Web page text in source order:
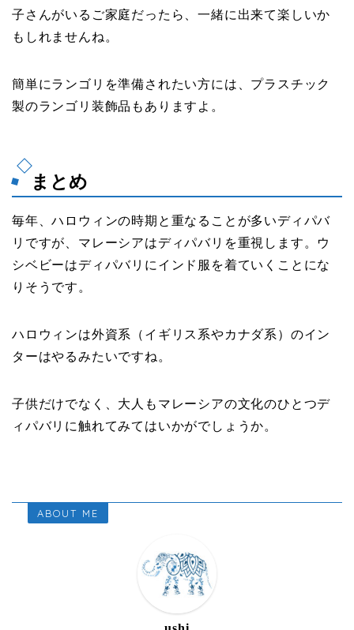
子さんがいるご家庭だったら、一緒に出来て楽しいか
もしれませんね。
簡単にランゴリを準備されたい方には、プラスチック
製のランゴリ装飾品もありますよ。
まとめ
毎年、ハロウィンの時期と重なることが多いディパバ
リですが、マレーシアはディパバリを重視します。ウ
シベビーはディパバリにインド服を着ていくことにな
りそうです。
ハロウィンは外資系（イギリス系やカナダ系）のイン
ターはやるみたいですね。
子供だけでなく、大人もマレーシアの文化のひとつデ
ィパバリに触れてみてはいかがでしょうか。
ABOUT ME